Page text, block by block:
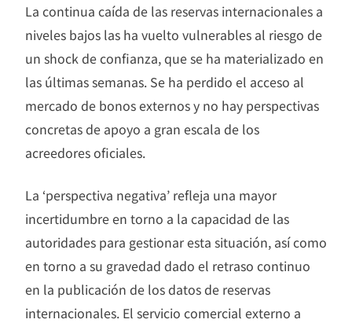
La continua caída de las reservas internacionales a
niveles bajos las ha vuelto vulnerables al riesgo de
un shock de confianza, que se ha materializado en
las últimas semanas. Se ha perdido el acceso al
mercado de bonos externos y no hay perspectivas
concretas de apoyo a gran escala de los
acreedores oficiales.
La ‘perspectiva negativa’ refleja una mayor
incertidumbre en torno a la capacidad de las
autoridades para gestionar esta situación, así como
en torno a su gravedad dado el retraso continuo
en la publicación de los datos de reservas
internacionales. El servicio comercial externo a